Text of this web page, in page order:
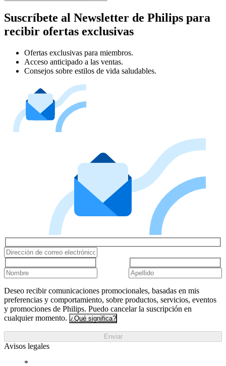
Suscríbete al Newsletter de Philips para
recibir ofertas exclusivas
Ofertas exclusivas para miembros.
Acceso anticipado a las ventas.
Consejos sobre estilos de vida saludables.
Deseo recibir comunicaciones promocionales, basadas en mis
preferencias y comportamiento, sobre productos, servicios, eventos
y promociones de Philips. Puedo cancelar la suscripción en
cualquier momento. ¿Qué significa?
Enviar
Avisos legales